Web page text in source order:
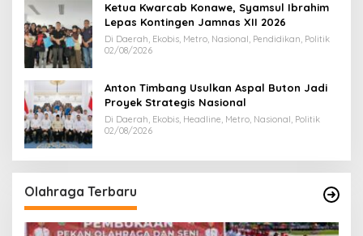
Ketua Kwarcab Konawe, Syamsul Ibrahim
Lepas Kontingen Jamnas XII 2026
Di Daerah, Ekobis, Metro, Nasional, Pendidikan, Politik
02/08/2026
Anton Timbang Usulkan Aspal Buton Jadi
Proyek Strategis Nasional
Di Daerah, Ekobis, Headline, Metro, Nasional, Politik
02/08/2026
Olahraga Terbaru